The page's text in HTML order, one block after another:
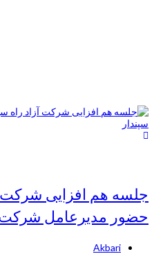
جلسه هم افزایی شرکت
حضور مدیرعامل شرکت
Akbari